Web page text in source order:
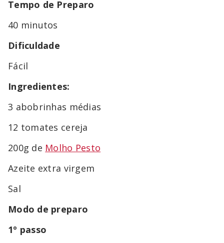
Tempo de Preparo
40 minutos
Dificuldade
Fácil
Ingredientes:
3 abobrinhas médias
12 tomates cereja
200g de Molho Pesto
Azeite extra virgem
Sal
Modo de preparo
1º passo